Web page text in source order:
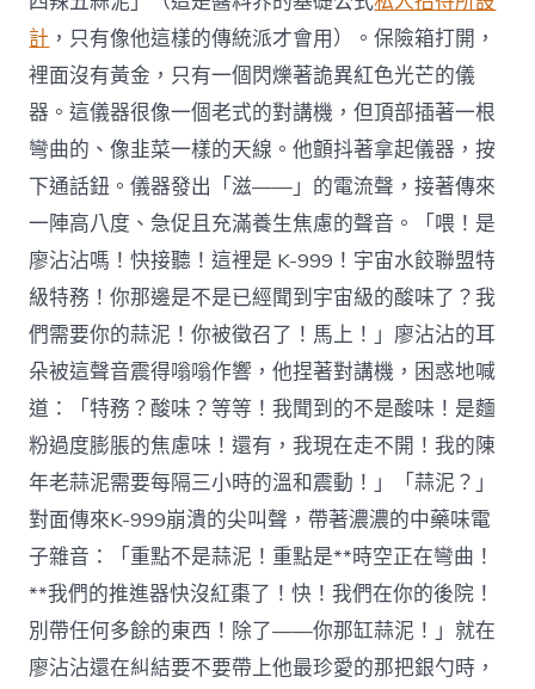
計 ，只有像他這樣的傳統派才會用）。保險箱打開，
裡面沒有黃金，只有一個閃爍著詭異紅色光芒的儀
器。這儀器很像一個老式的對講機，但頂部插著一根
彎曲的、像韭菜一樣的天線。他顫抖著拿起儀器，按
下通話鈕。儀器發出「滋——」的電流聲，接著傳來
一陣高八度、急促且充滿養生焦慮的聲音。「喂！是
廖沾沾嗎！快接聽！這裡是 K-999！宇宙水餃聯盟特
級特務！你那邊是不是已經聞到宇宙級的酸味了？我
們需要你的蒜泥！你被徵召了！馬上！」廖沾沾的耳
朵被這聲音震得嗡嗡作響，他捏著對講機，困惑地喊
道：「特務？酸味？等等！我聞到的不是酸味！是麵
粉過度膨脹的焦慮味！還有，我現在走不開！我的陳
年老蒜泥需要每隔三小時的溫和震動！」「蒜泥？」
對面傳來K-999崩潰的尖叫聲，帶著濃濃的中藥味電
子雜音：「重點不是蒜泥！重點是**時空正在彎曲！
**我們的推進器快沒紅棗了！快！我們在你的後院！
別帶任何多餘的東西！除了——你那缸蒜泥！」就在
廖沾沾還在糾結要不要帶上他最珍愛的那把銀勺時，